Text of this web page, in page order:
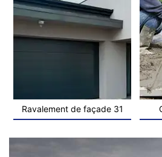
Ravalement de façade 31